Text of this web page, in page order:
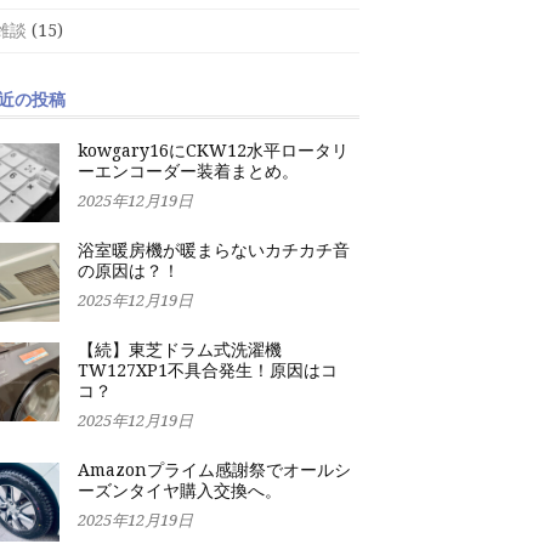
談 (15)
の投稿
kowgary16にCKW12水平ロータリ
ーエンコーダー装着まとめ。
2025年12月19日
浴室暖房機が暖まらないカチカチ音
の原因は？！
2025年12月19日
【続】東芝ドラム式洗濯機
TW127XP1不具合発生！原因はコ
コ？
2025年12月19日
Amazonプライム感謝祭でオールシ
ーズンタイヤ購入交換へ。
2025年12月19日